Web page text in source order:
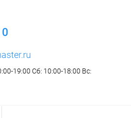
19:00 Сб: 10:00-18:00 Вс: